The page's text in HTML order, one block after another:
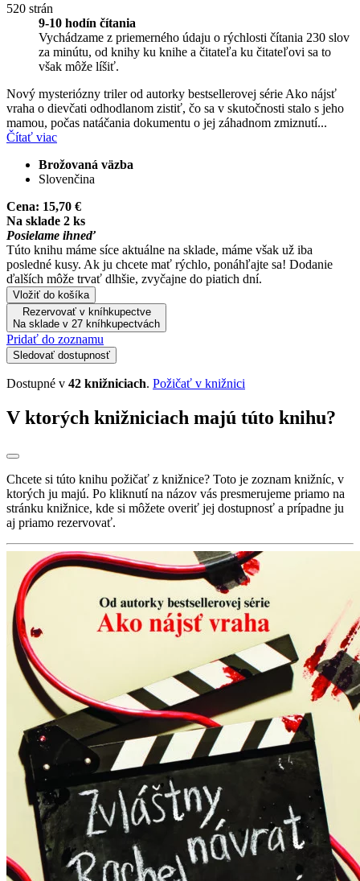
520 strán
9-10 hodín čítania
Vychádzame z priemerného údaju o rýchlosti čítania 230 slov
za minútu, od knihy ku knihe a čitateľa ku čitateľovi sa to
však môže líšiť.
Nový mysteriózny triler od autorky bestsellerovej série Ako nájsť
vraha o dievčati odhodlanom zistiť, čo sa v skutočnosti stalo s jeho
mamou, počas natáčania dokumentu o jej záhadnom zmiznutí...
Čítať viac
Brožovaná väzba
Slovenčina
Cena: 15,70 €
Na sklade 2 ks
Posielame ihneď
Túto knihu máme síce aktuálne na sklade, máme však už iba
posledné kusy. Ak ju chcete mať rýchlo, ponáhľajte sa! Dodanie
ďalších môže trvať dlhšie, zvyčajne do piatich dní.
Vložiť do košíka
Rezervovať v kníhkupectve
Na sklade v 27 kníhkupectvách
Pridať do zoznamu
Sledovať dostupnosť
Dostupné v 42 knižniciach. Požičať v knižnici
V ktorých knižniciach majú túto knihu?
Chcete si túto knihu požičať z knižnice? Toto je zoznam knižníc, v
ktorých ju majú. Po kliknutí na názov vás presmerujeme priamo na
stránku knižnice, kde si môžete overiť jej dostupnosť a prípadne ju
aj priamo rezervovať.